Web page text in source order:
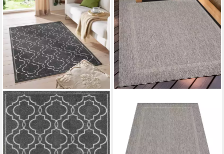
TACA HOME
Teppich Outdoor & Indoor
Teppich wetterfest waschbar
Florentiner Design,
rechteckig, Höhe: 5 mm,
TEPPIUM
Teppich Unicolor - Einfarbig,
Rechteckig, Höhe: 5 mm,
Teppich Wetterfest Balkon
Küchenteppich Flachgewebe